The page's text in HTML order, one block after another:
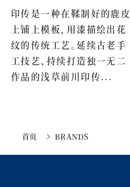
印传是一种在鞣制好的鹿皮
上铺上模板，用漆描绘出花
纹的传统工艺。延续古老手
工技艺、持续打造独一无二
作品的浅草前川印传...
首页 BRANDS